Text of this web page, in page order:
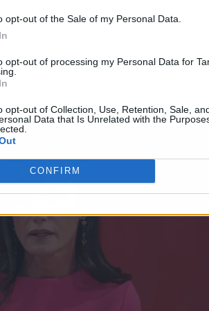
opt-out of the Sale of my Personal Data.
opt-out of processing my Personal Data for
opt-out of Collection, Use, Retention, Sale,
Data that Is Unrelated with the
CONFIRM
por encima del